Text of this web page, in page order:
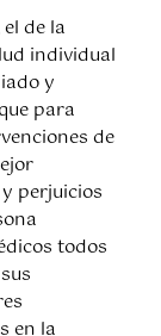
de la
individual
y
para
de
perjuicios
todos
en la